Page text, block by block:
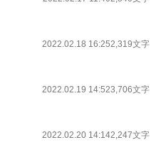
2022.02.18 16:252,319文字
2022.02.19 14:523,706文字
2022.02.20 14:142,247文字